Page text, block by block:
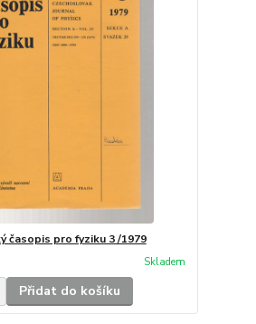
časopis pro fyziku 3 /1979
Skladem
Přidat do košíku